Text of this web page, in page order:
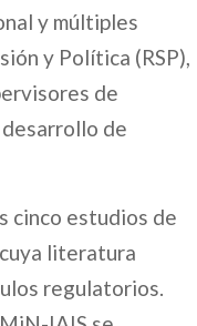
y múltiples
y Política (RSP),
de
de
cinco estudios de
literatura
regulatorios.